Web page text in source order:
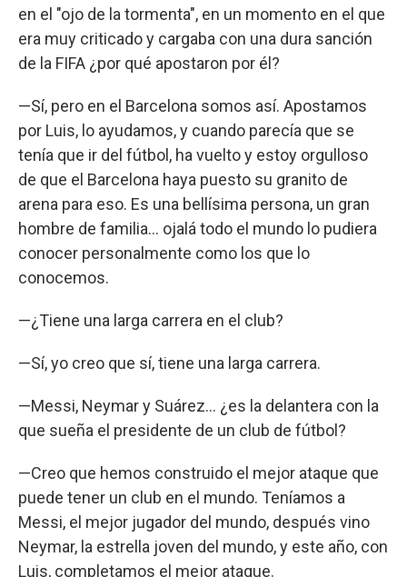
en el "ojo de la tormenta", en un momento en el que
era muy criticado y cargaba con una dura sanción
de la FIFA ¿por qué apostaron por él?
—Sí, pero en el Barcelona somos así. Apostamos
por Luis, lo ayudamos, y cuando parecía que se
tenía que ir del fútbol, ha vuelto y estoy orgulloso
de que el Barcelona haya puesto su granito de
arena para eso. Es una bellísima persona, un gran
hombre de familia… ojalá todo el mundo lo pudiera
conocer personalmente como los que lo
conocemos.
—¿Tiene una larga carrera en el club?
—Sí, yo creo que sí, tiene una larga carrera.
—Messi, Neymar y Suárez… ¿es la delantera con la
que sueña el presidente de un club de fútbol?
—Creo que hemos construido el mejor ataque que
puede tener un club en el mundo. Teníamos a
Messi, el mejor jugador del mundo, después vino
Neymar, la estrella joven del mundo, y este año, con
Luis, completamos el mejor ataque.